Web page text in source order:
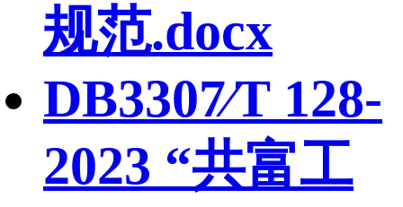
规范.docx
DB3307∕T 128-
2023 “共富工